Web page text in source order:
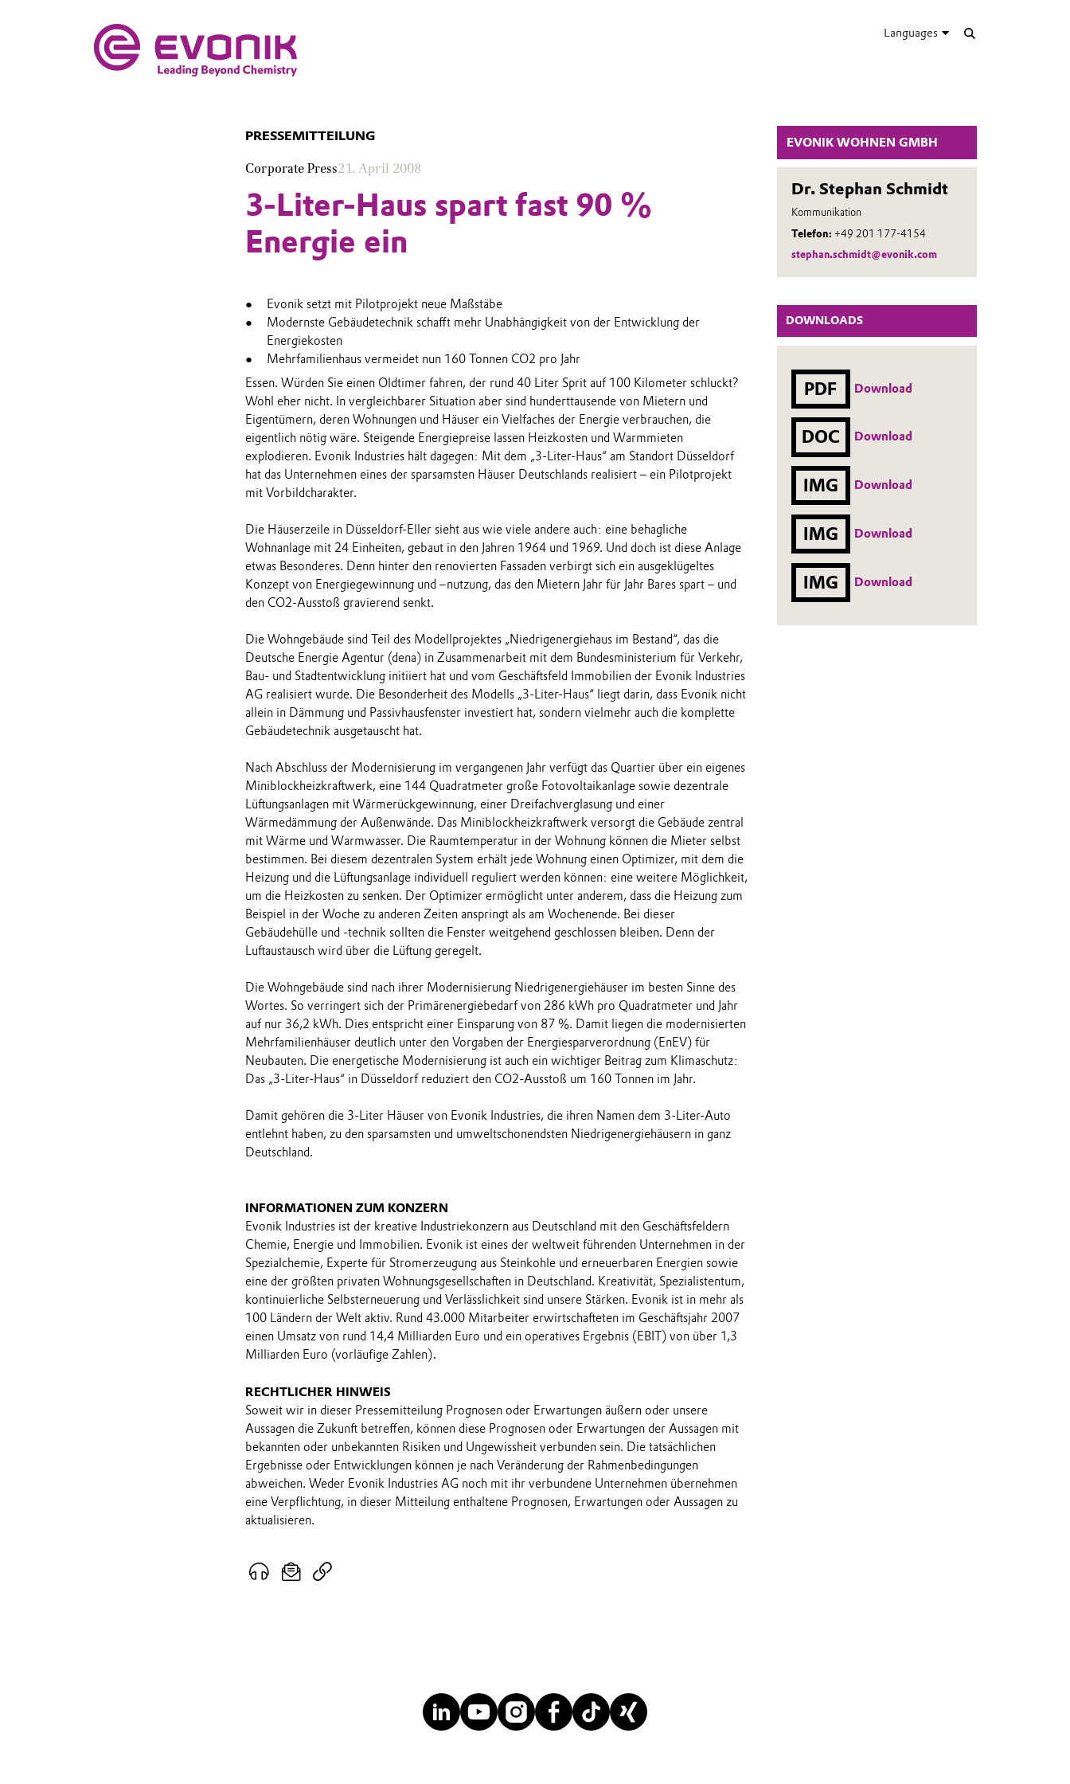
Languages
EVONIK WOHNEN GMBH
Dr. Stephan Schmidt
Kommunikation
Telefon: +49 201 177-4154
stephan.schmidt@evonik.com
DOWNLOADS
PDF Download
DOC Download
IMG Download
IMG Download
IMG Download
PRESSEMITTEILUNG
Corporate Press21. April 2008
3-Liter-Haus spart fast 90 %
Energie ein
Evonik setzt mit Pilotprojekt neue Maßstäbe
Modernste Gebäudetechnik schafft mehr Unabhängigkeit von der Entwicklung der
Energiekosten
Mehrfamilienhaus vermeidet nun 160 Tonnen CO2 pro Jahr
Essen. Würden Sie einen Oldtimer fahren, der rund 40 Liter Sprit auf 100 Kilometer schluckt?
Wohl eher nicht. In vergleichbarer Situation aber sind hunderttausende von Mietern und
Eigentümern, deren Wohnungen und Häuser ein Vielfaches der Energie verbrauchen, die
eigentlich nötig wäre. Steigende Energiepreise lassen Heizkosten und Warmmieten
explodieren. Evonik Industries hält dagegen: Mit dem „3-Liter-Haus“ am Standort Düsseldorf
hat das Unternehmen eines der sparsamsten Häuser Deutschlands realisiert – ein Pilotprojekt
mit Vorbildcharakter.
Die Häuserzeile in Düsseldorf-Eller sieht aus wie viele andere auch: eine behagliche
Wohnanlage mit 24 Einheiten, gebaut in den Jahren 1964 und 1969. Und doch ist diese Anlage
etwas Besonderes. Denn hinter den renovierten Fassaden verbirgt sich ein ausgeklügeltes
Konzept von Energiegewinnung und –nutzung, das den Mietern Jahr für Jahr Bares spart – und
den CO2-Ausstoß gravierend senkt.
Die Wohngebäude sind Teil des Modellprojektes „Niedrigenergiehaus im Bestand“, das die
Deutsche Energie Agentur (dena) in Zusammenarbeit mit dem Bundesministerium für Verkehr,
Bau- und Stadtentwicklung initiiert hat und vom Geschäftsfeld Immobilien der Evonik Industries
AG realisiert wurde. Die Besonderheit des Modells „3-Liter-Haus“ liegt darin, dass Evonik nicht
allein in Dämmung und Passivhausfenster investiert hat, sondern vielmehr auch die komplette
Gebäudetechnik ausgetauscht hat.
Nach Abschluss der Modernisierung im vergangenen Jahr verfügt das Quartier über ein eigenes
Miniblockheizkraftwerk, eine 144 Quadratmeter große Fotovoltaikanlage sowie dezentrale
Lüftungsanlagen mit Wärmerückgewinnung, einer Dreifachverglasung und einer
Wärmedämmung der Außenwände. Das Miniblockheizkraftwerk versorgt die Gebäude zentral
mit Wärme und Warmwasser. Die Raumtemperatur in der Wohnung können die Mieter selbst
bestimmen. Bei diesem dezentralen System erhält jede Wohnung einen Optimizer, mit dem die
Heizung und die Lüftungsanlage individuell reguliert werden können: eine weitere Möglichkeit,
um die Heizkosten zu senken. Der Optimizer ermöglicht unter anderem, dass die Heizung zum
Beispiel in der Woche zu anderen Zeiten anspringt als am Wochenende. Bei dieser
Gebäudehülle und -technik sollten die Fenster weitgehend geschlossen bleiben. Denn der
Luftaustausch wird über die Lüftung geregelt.
Die Wohngebäude sind nach ihrer Modernisierung Niedrigenergiehäuser im besten Sinne des
Wortes. So verringert sich der Primärenergiebedarf von 286 kWh pro Quadratmeter und Jahr
auf nur 36,2 kWh. Dies entspricht einer Einsparung von 87 %. Damit liegen die modernisierten
Mehrfamilienhäuser deutlich unter den Vorgaben der Energiesparverordnung (EnEV) für
Neubauten. Die energetische Modernisierung ist auch ein wichtiger Beitrag zum Klimaschutz:
Das „3-Liter-Haus“ in Düsseldorf reduziert den CO2-Ausstoß um 160 Tonnen im Jahr.
Damit gehören die 3-Liter Häuser von Evonik Industries, die ihren Namen dem 3-Liter-Auto
entlehnt haben, zu den sparsamsten und umweltschonendsten Niedrigenergiehäusern in ganz
Deutschland.
INFORMATIONEN ZUM KONZERN
Evonik Industries ist der kreative Industriekonzern aus Deutschland mit den Geschäftsfeldern
Chemie, Energie und Immobilien. Evonik ist eines der weltweit führenden Unternehmen in der
Spezialchemie, Experte für Stromerzeugung aus Steinkohle und erneuerbaren Energien sowie
eine der größten privaten Wohnungsgesellschaften in Deutschland. Kreativität, Spezialistentum,
kontinuierliche Selbsterneuerung und Verlässlichkeit sind unsere Stärken. Evonik ist in mehr als
100 Ländern der Welt aktiv. Rund 43.000 Mitarbeiter erwirtschafteten im Geschäftsjahr 2007
einen Umsatz von rund 14,4 Milliarden Euro und ein operatives Ergebnis (EBIT) von über 1,3
Milliarden Euro (vorläufige Zahlen).
RECHTLICHER HINWEIS
Soweit wir in dieser Pressemitteilung Prognosen oder Erwartungen äußern oder unsere
Aussagen die Zukunft betreffen, können diese Prognosen oder Erwartungen der Aussagen mit
bekannten oder unbekannten Risiken und Ungewissheit verbunden sein. Die tatsächlichen
Ergebnisse oder Entwicklungen können je nach Veränderung der Rahmenbedingungen
abweichen. Weder Evonik Industries AG noch mit ihr verbundene Unternehmen übernehmen
eine Verpflichtung, in dieser Mitteilung enthaltene Prognosen, Erwartungen oder Aussagen zu
aktualisieren.